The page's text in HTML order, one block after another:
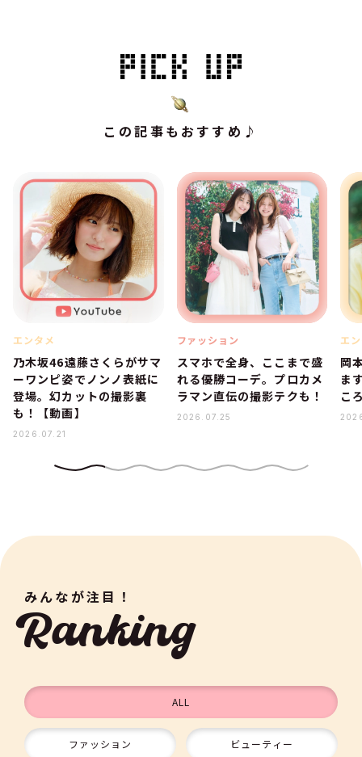
この記事もおすすめ♪
エンタメ
乃木坂46遠藤さくらがサマ
ーワンピ姿でノンノ表紙に
登場。幻カットの撮影裏
も！【動画】
2026.07.21
ファッション
スマホで全身、ここまで盛
れる優勝コーデ。プロカメ
ラマン直伝の撮影テクも！
2026.07.25
エ
岡
ま
こ
みんなが注目！
Ranking
ALL
ファッション ビューティー